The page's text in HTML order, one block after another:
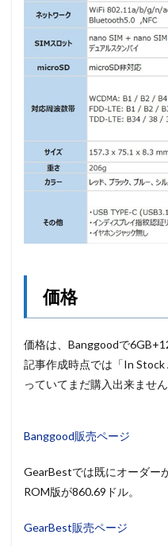
価格
価格は、Banggoodで
記事作成時点では「In
っていてまだ購入出来ません
Banggood販売ページ
GearBestでは既にオーダー
ROM版が860.69ドル。
GearBest販売ページ